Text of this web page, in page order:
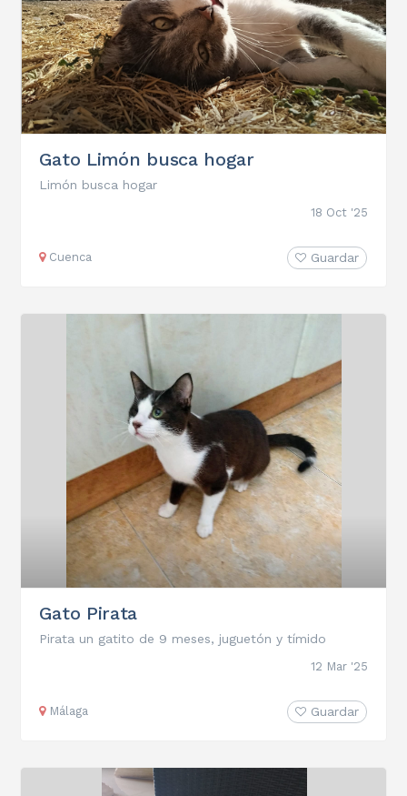
Gato Limón busca hogar
Limón busca hogar
18 Oct '25
Cuenca Guardar
Gato Pirata
Pirata un gatito de 9 meses, juguetón y tímido
12 Mar '25
Málaga Guardar